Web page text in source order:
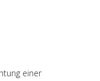
einer